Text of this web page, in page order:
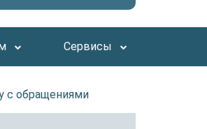
Сервисы
с обращениями